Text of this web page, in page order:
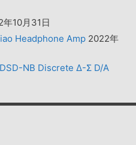
年10月31日
Headphone Amp 2022年
NB Discrete Δ-Σ D/A